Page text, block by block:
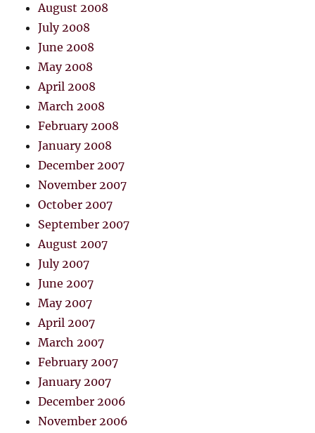
August 2008
July 2008
June 2008
May 2008
April 2008
March 2008
February 2008
January 2008
December 2007
November 2007
October 2007
September 2007
August 2007
July 2007
June 2007
May 2007
April 2007
March 2007
February 2007
January 2007
December 2006
November 2006